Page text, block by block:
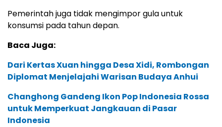
Pemerintah juga tidak mengimpor gula untuk
konsumsi pada tahun depan.
Baca Juga:
Dari Kertas Xuan hingga Desa Xidi, Rombongan
Diplomat Menjelajahi Warisan Budaya Anhui
Changhong Gandeng Ikon Pop Indonesia Rossa
untuk Memperkuat Jangkauan di Pasar
Indonesia